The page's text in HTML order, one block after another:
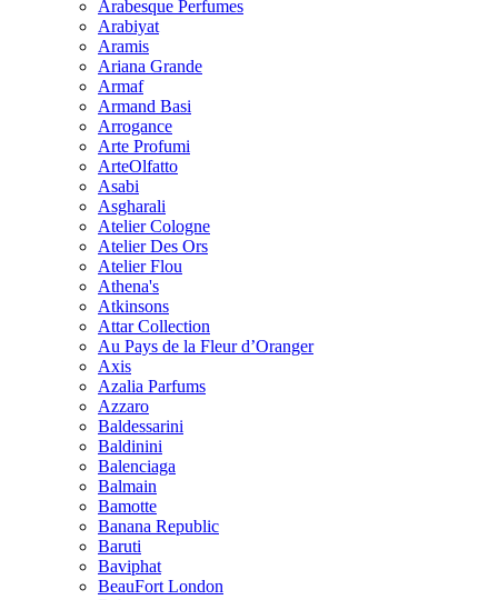
Arabesque Perfumes
Arabiyat
Aramis
Ariana Grande
Armaf
Armand Basi
Arrogance
Arte Profumi
ArteOlfatto
Asabi
Asgharali
Atelier Cologne
Atelier Des Ors
Atelier Flou
Athena's
Atkinsons
Attar Collection
Au Pays de la Fleur d’Oranger
Axis
Azalia Parfums
Azzaro
Baldessarini
Baldinini
Balenciaga
Balmain
Bamotte
Banana Republic
Baruti
Baviphat
BeauFort London